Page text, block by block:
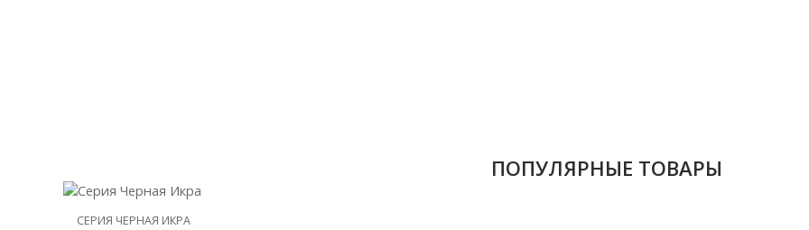
ПОПУЛЯРНЫЕ ТОВАРЫ
НОВИНКА
СЕРИЯ ЧЕРНАЯ ИКРА